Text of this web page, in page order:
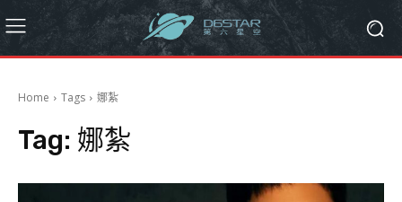
Home Tags 娜紮
Tag: 娜紮